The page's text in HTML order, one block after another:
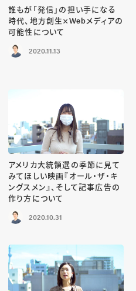
誰もが「発信」の担い手になる
時代、地方創生×Webメディアの
可能性について
2020.11.13
アメリカ大統領選の季節に見て
みてほしい映画『オール・ザ・キ
ングスメン』、そして記事広告の
作り方について
2020.10.31